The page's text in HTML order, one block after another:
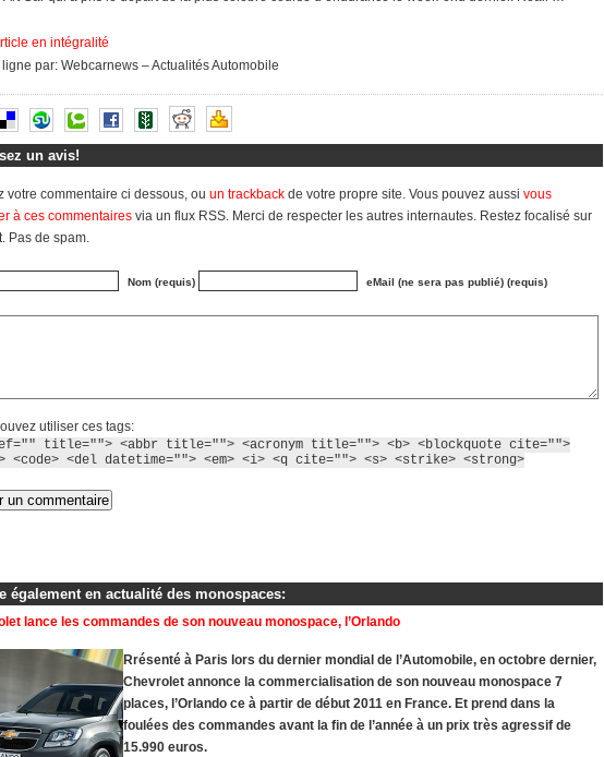
en intégralité
ligne par: Webcarnews – Actualités Automobile
un avis!
votre commentaire ci dessous, ou un trackback de votre propre site. Vous pouvez aussi vous
à ces commentaires via un flux RSS. Merci de respecter les autres internautes. Restez focalisé sur
Pas de spam.
Nom (requis) eMail (ne sera pas publié) (requis)
utiliser ces tags:
title=""> <abbr title=""> <acronym title=""> <b> <blockquote cite="">
<code> <del datetime=""> <em> <i> <q cite=""> <s> <strike> <strong>
également en actualité des monospaces:
lance les commandes de son nouveau monospace, l’Orlando
Rrésenté à Paris lors du dernier mondial de l’Automobile, en octobre dernier,
Chevrolet annonce la commercialisation de son nouveau monospace 7
places, l’Orlando ce à partir de début 2011 en France. Et prend dans la
foulées des commandes avant la fin de l’année à un prix très agressif de
15.990 euros.